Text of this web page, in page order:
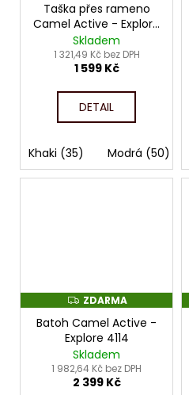
Taška přes rameno
Camel Active - Explore
4116
Skladem
1 321,49 Kč bez DPH
1 599 Kč
DETAIL
Khaki (35) Modrá (50)
Z
D
A
R
M
A
ZDARMA
Batoh Camel Active -
Explore 4114
Skladem
1 982,64 Kč bez DPH
2 399 Kč